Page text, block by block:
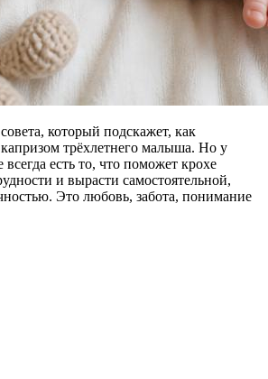
который подскажет, как
трёхлетнего малыша. Но у
всегда есть то, что поможет крохе
и вырасти самостоятельной,
Это любовь, забота, понимание